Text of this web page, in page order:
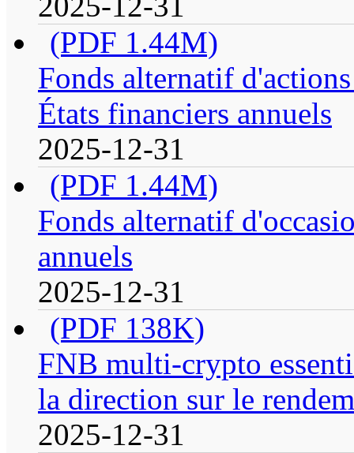
(PDF 1.44M)
Fonds alternatif
États financiers annuels
2025-12-31
(PDF 1.44M)
Fonds alternatif
annuels
2025-12-31
(PDF 138K)
FNB multi-crypto
la direction sur le
2025-12-31